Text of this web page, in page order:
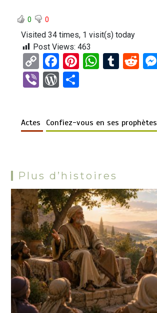
0 0
Visited 34 times, 1 visit(s) today
Post Views: 463
C
o
py
n
F
a
ce
o
Pi
t
W
A
T
r
R
t
Vi W
Pr g
Actes Confiez-vous en ses prophètes
Plus d’histoires